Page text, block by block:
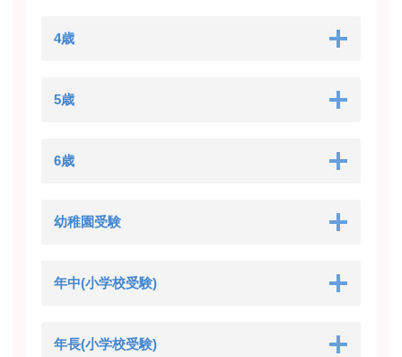
4歳
5歳
6歳
幼稚園受験
年中(小学校受験)
年長(小学校受験)